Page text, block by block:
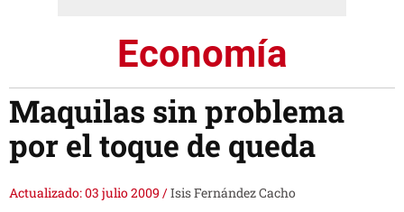
Economía
Maquilas sin problema
por el toque de queda
Actualizado: 03 julio 2009 /Isis Fernández Cacho